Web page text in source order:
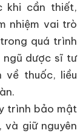
khi cần thiết,
nhiệm vai trò
quá trình
ngũ dược sĩ tư
về thuốc, liều
trình bảo mật
giữ nguyên